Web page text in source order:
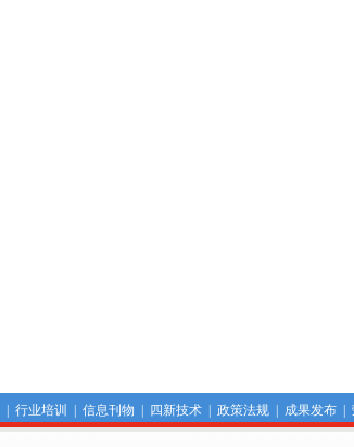
| 行业培训 信息刊物 四新技术| 政策法规| 成果发布|